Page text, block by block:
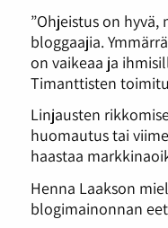
”Ohjeistus on hyvä,
bloggaajia.
on vaikeaa ja
Timanttisten
Linjausten
huomautus tai
haastaa
Henna Laakson
blogimainonnan